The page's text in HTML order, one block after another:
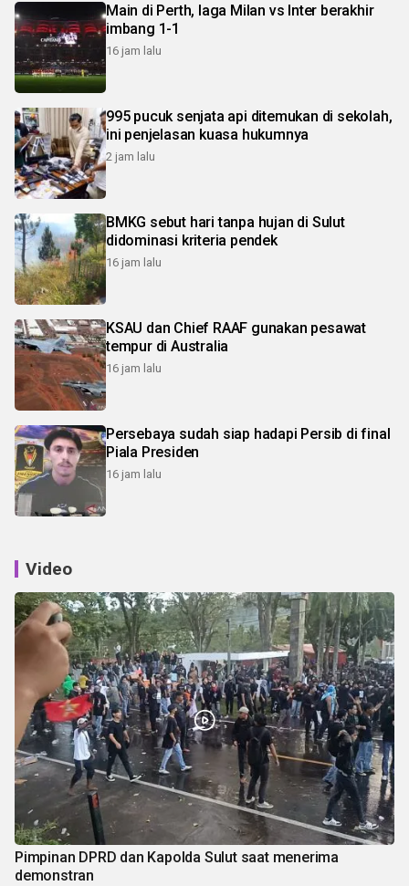
Main di Perth, laga Milan vs Inter berakhir
imbang 1-1
16 jam lalu
995 pucuk senjata api ditemukan di sekolah,
ini penjelasan kuasa hukumnya
2 jam lalu
BMKG sebut hari tanpa hujan di Sulut
didominasi kriteria pendek
16 jam lalu
KSAU dan Chief RAAF gunakan pesawat
tempur di Australia
16 jam lalu
Persebaya sudah siap hadapi Persib di final
Piala Presiden
16 jam lalu
Video
Pimpinan DPRD dan Kapolda Sulut saat menerima
demonstran